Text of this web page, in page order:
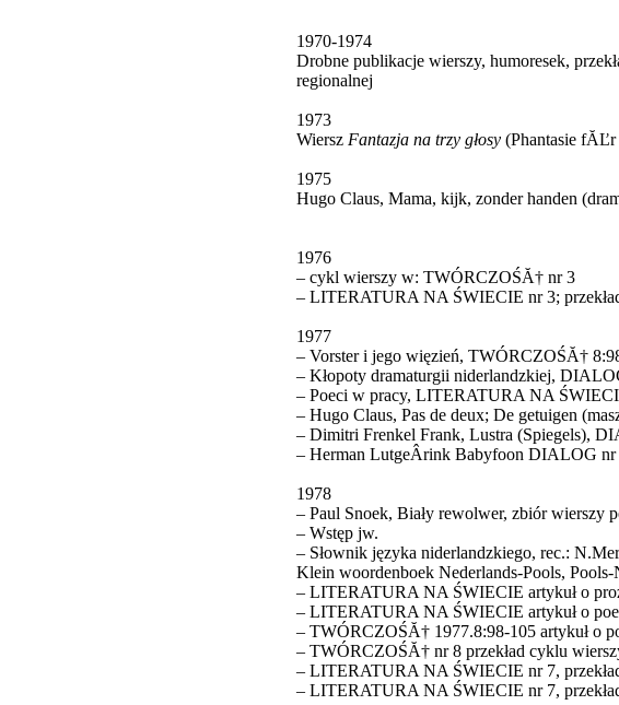
1970-1974
Drobne publikacje wierszy, humoresek,
regionalnej
1973
Wiersz Fantazja na trzy głosy (Phantasie
1975
Hugo Claus, Mama, kijk, zonder handen
1976
– cykl wierszy w: TWÓRCZOŚĂ† nr 3
– LITERATURA NA ŚWIECIE nr 3;
1977
– Vorster i jego więzień, TWÓRCZOŚĂ†
– Kłopoty dramaturgii niderlandzkiej,
– Poeci w pracy, LITERATURA NA
– Hugo Claus, Pas de deux; De getuigen
– Dimitri Frenkel Frank, Lustra (Spiegels),
– Herman LutgeÂ­rink Babyfoon DIALOG nr
1978
– Paul Snoek, Biały rewolwer, zbiór wierszy
– Wstęp jw.
– Słownik języka niderlandzkiego, rec.:
Klein woordenboek Nederlands-Pools,
– LITERATURA NA ŚWIECIE artykuł o
– LITERATURA NA ŚWIECIE artykuł o
– TWÓRCZOŚĂ† 1977.8:98-105 artykuł o
– TWÓRCZOŚĂ† nr 8 przekład cyklu
– LITERATURA NA ŚWIECIE nr 7,
– LITERATURA NA ŚWIECIE nr 7,